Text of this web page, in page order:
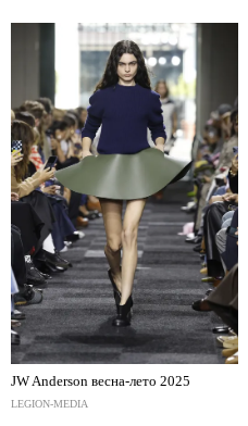
JW Anderson весна-лето 2025
LEGION-MEDIA